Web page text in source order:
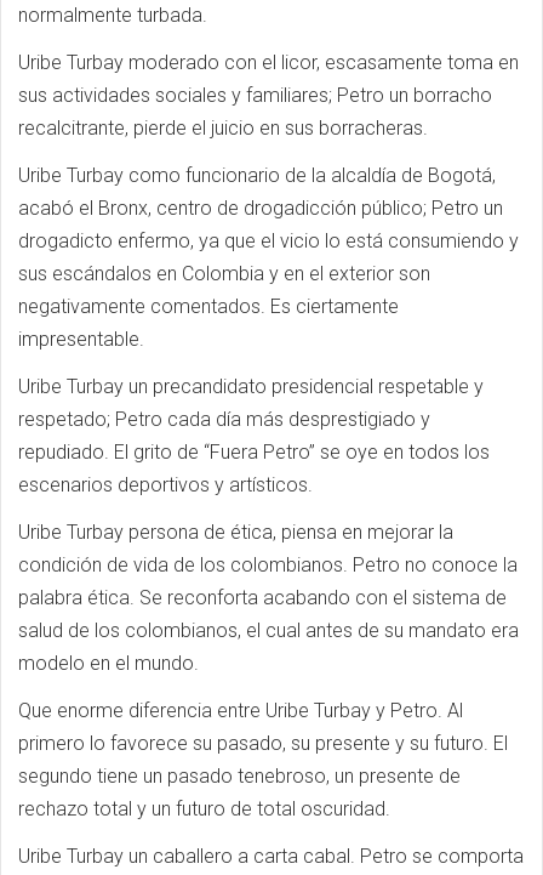
normalmente turbada.
Uribe Turbay moderado con el licor, escasamente toma en
sus actividades sociales y familiares; Petro un borracho
recalcitrante, pierde el juicio en sus borracheras.
Uribe Turbay como funcionario de la alcaldía de Bogotá,
acabó el Bronx, centro de drogadicción público; Petro un
drogadicto enfermo, ya que el vicio lo está consumiendo y
sus escándalos en Colombia y en el exterior son
negativamente comentados. Es ciertamente
impresentable.
Uribe Turbay un precandidato presidencial respetable y
respetado; Petro cada día más desprestigiado y
repudiado. El grito de “Fuera Petro” se oye en todos los
escenarios deportivos y artísticos.
Uribe Turbay persona de ética, piensa en mejorar la
condición de vida de los colombianos. Petro no conoce la
palabra ética. Se reconforta acabando con el sistema de
salud de los colombianos, el cual antes de su mandato era
modelo en el mundo.
Que enorme diferencia entre Uribe Turbay y Petro. Al
primero lo favorece su pasado, su presente y su futuro. El
segundo tiene un pasado tenebroso, un presente de
rechazo total y un futuro de total oscuridad.
Uribe Turbay un caballero a carta cabal. Petro se comporta